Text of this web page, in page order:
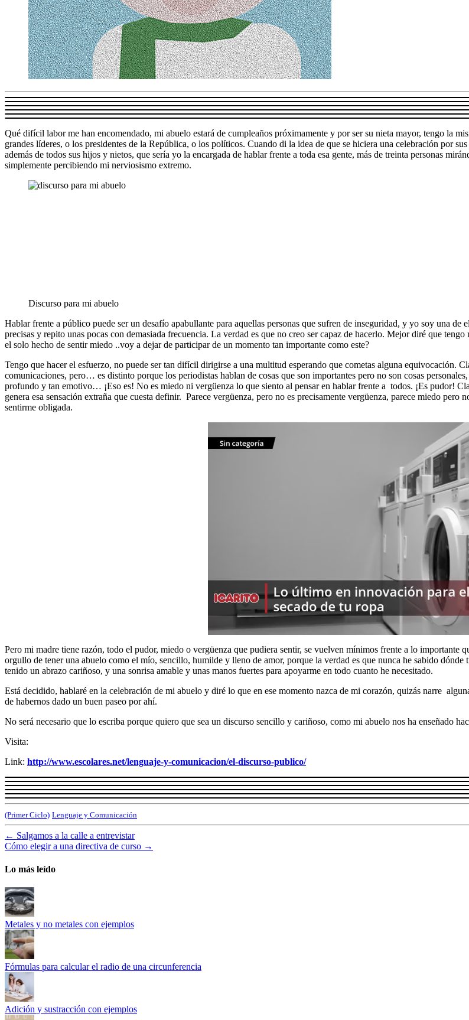
Qué difícil labor me han encomendado, mi abuelo estará de cumpleaños próximamente y por ser su nieta mayor, tengo la
grandes líderes, o los presidentes de la República, o los políticos. Cuando di la idea de que se hiciera una celebración por
además de todos sus hijos y nietos, que sería yo la encargada de hablar frente a toda esa gente, más de treinta personas
simplemente percibiendo mi nerviosismo extremo.
Discurso para mi abuelo
Hablar frente a público puede ser un desafío apabullante para aquellas personas que sufren de inseguridad, y yo soy una
precisas y repito unas pocas con demasiada frecuencia. La verdad es que no creo ser capaz de hacerlo. Mejor diré que
el solo hecho de sentir miedo ..voy a dejar de participar de un momento tan importante como este?
Tengo que hacer el esfuerzo, no puede ser tan difícil dirigirse a una multitud esperando que cometas alguna equivocación.
comunicaciones, pero… es distinto porque los periodistas hablan de cosas que son importantes pero no son cosas
profundo y tan emotivo… ¡Eso es! No es miedo ni vergüenza lo que siento al pensar en hablar frente a todos. ¡Es pudor!
genera esa sensación extraña que cuesta definir. Parece vergüenza, pero no es precisamente vergüenza, parece miedo
sentirme obligada.
Pero mi madre tiene razón, todo el pudor, miedo o vergüenza que pudiera sentir, se vuelven mínimos frente a lo importante
orgullo de tener una abuelo como el mío, sencillo, humilde y lleno de amor, porque la verdad es que nunca he sabido
tenido un abrazo cariñoso, y una sonrisa amable y unas manos fuertes para apoyarme en todo cuanto he necesitado.
Está decidido, hablaré en la celebración de mi abuelo y diré lo que en ese momento nazca de mi corazón, quizás narre
de habernos dado un buen paseo por ahí.
No será necesario que lo escriba porque quiero que sea un discurso sencillo y cariñoso, como mi abuelo nos ha enseñado
Visita:
Link: http://www.escolares.net/lenguaje-y-comunicacion/el-discurso-publico/
(Primer Ciclo) Lenguaje y Comunicación
← Salgamos a la calle a entrevistar
Cómo elegir a una directiva de curso →
Lo más leído
Metales y no metales con ejemplos
Fórmulas para calcular el radio de una circunferencia
Adición y sustracción con ejemplos